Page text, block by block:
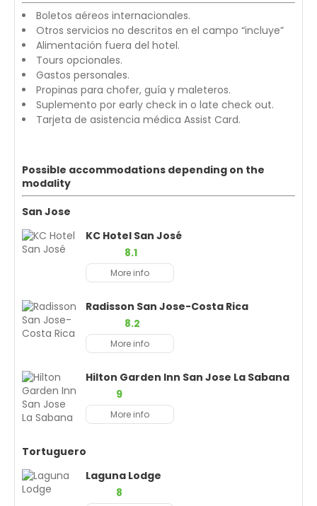
Boletos aéreos internacionales.
Otros servicios no descritos en el campo “incluye”
Alimentación fuera del hotel.
Tours opcionales.
Gastos personales.
Propinas para chofer, guía y maleteros.
Suplemento por early check in o late check out.
Tarjeta de asistencia médica Assist Card.
Possible accommodations depending on the
modality
San Jose
KC Hotel San José
8.1
More info
Radisson San Jose-Costa Rica
8.2
More info
Hilton Garden Inn San Jose La Sabana
9
More info
Tortuguero
Laguna Lodge
8